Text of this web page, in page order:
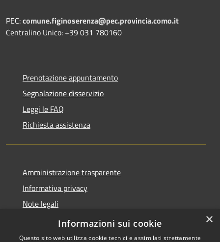
PEC:comune.figinoserenza@pec.provincia.como.it
Centralino Unico: +39 031 780160
Prenotazione appuntamento
Segnalazione disservizio
Leggi le FAQ
Richiesta assistenza
Amministrazione trasparente
Informativa privacy
Note legali
Dichiarazione di accessibilità
×
Informazioni sui cookie
Questo sito web utilizza cookie tecnici e assimilati strettamente